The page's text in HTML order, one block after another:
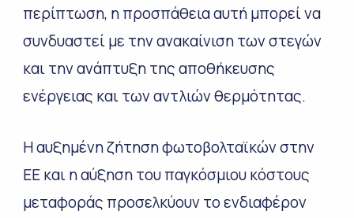
περίπτωση, η προσπάθεια αυτή μπορεί να
συνδυαστεί με την ανακαίνιση των στεγών
και την ανάπτυξη της αποθήκευσης
ενέργειας και των αντλιών θερμότητας.
Η αυξημένη ζήτηση φωτοβολταϊκών στην
ΕΕ και η αύξηση του παγκόσμιου κόστους
μεταφοράς προσελκύουν το ενδιαφέρον